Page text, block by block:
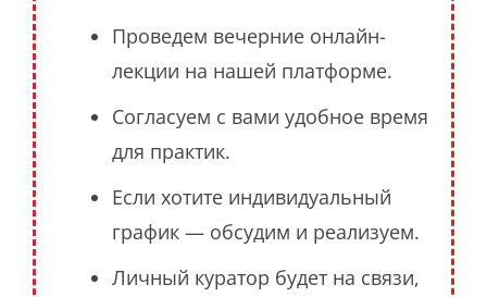
Проведем вечерние онлайн-
лекции на нашей платформе.
Согласуем с вами удобное время
для практик.
Если хотите индивидуальный
график — обсудим и реализуем.
Личный куратор будет на связи,